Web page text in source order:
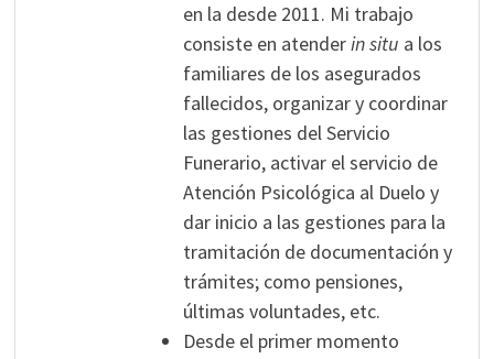
en la desde 2011. Mi trabajo
consiste en atenderin situ a los
familiares de los asegurados
fallecidos, organizar y coordinar
las gestiones del Servicio
Funerario, activar el servicio de
Atención Psicológica al Duelo y
dar inicio a las gestiones para la
tramitación de documentación y
trámites; como pensiones,
últimas voluntades, etc.
Desde el primer momento